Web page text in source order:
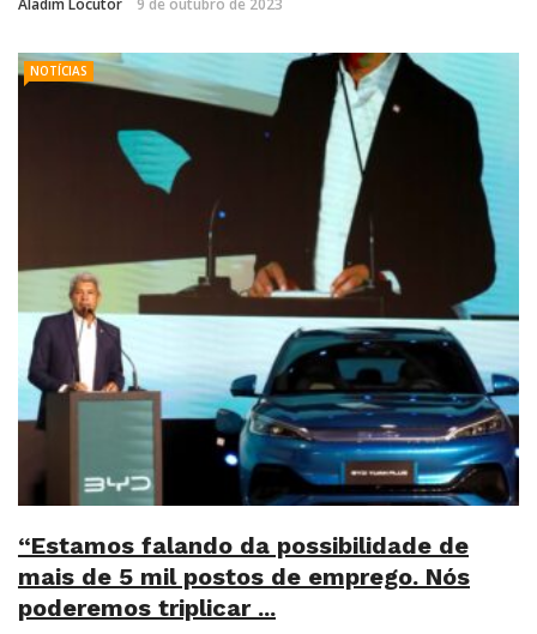
Aladim Locutor 9 de outubro de 2023
NOTÍCIAS
“Estamos falando da possibilidade de
mais de 5 mil postos de emprego. Nós
poderemos triplicar ...